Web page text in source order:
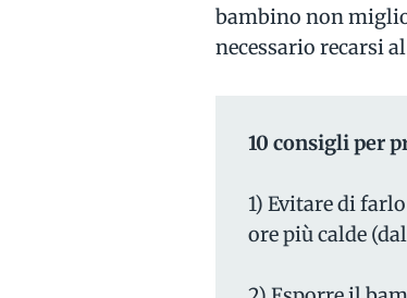
bambino non
necessario recarsi
10 consigli per
1) Evitare di
ore più calde